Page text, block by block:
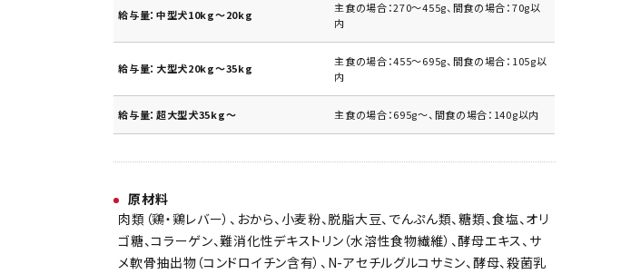
給与量：中型犬10kg～20kg
主食の場合：270～455g、間食の場合：70g以
内
給与量：大型犬20kg～35kg
主食の場合：455～695g、間食の場合：105g以
内
給与量：超大型犬35kg～ 主食の場合：695g～、間食の場合：140g以内
原材料
肉類（鶏・鶏レバー）、おから、小麦粉、脱脂大豆、でんぷん類、糖類、食塩、オリ
ゴ糖、コラーゲン、難消化性デキストリン（水溶性食物繊維）、酵母エキス、サ
メ軟骨抽出物（コンドロイチン含有）、N-アセチルグルコサミン、酵母、殺菌乳